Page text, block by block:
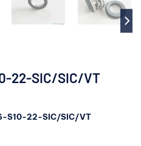
22-SIC/SIC/VT
S10-22-SIC/SIC/VT